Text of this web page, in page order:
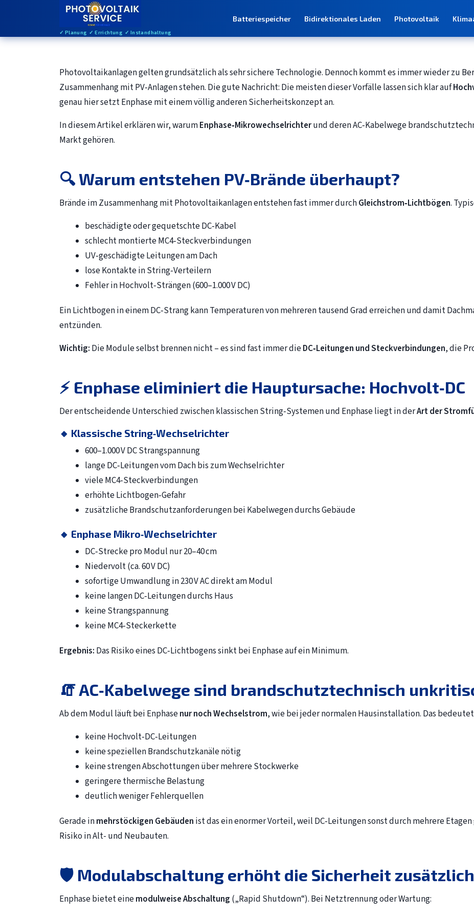
✓ Planung ✓ Errichtung ✓ Instandhaltung
Batteriespeicher Bidirektionales Laden Photovoltaik
Photovoltaikanlagen gelten grundsätzlich als sehr sichere Technologie. Dennoch kommt es immer wieder zu
Zusammenhang mit PV‑Anlagen stehen. Die gute Nachricht: Die meisten dieser Vorfälle lassen sich klar auf
genau hier setzt Enphase mit einem völlig anderen Sicherheitskonzept an.
In diesem Artikel erklären wir, warumEnphase‑Mikrowechselrichterund deren AC‑Kabelwege
Markt gehören.
🔍 Warum entstehen PV‑Brände überhaupt?
Brände im Zusammenhang mit Photovoltaikanlagen entstehen fast immer durchGleichstrom‑Lichtbögen.
beschädigte oder gequetschte DC‑Kabel
schlecht montierte MC4‑Steckverbindungen
UV‑geschädigte Leitungen am Dach
lose Kontakte in String‑Verteilern
Fehler in Hochvolt‑Strängen (600–1.000 V DC)
Ein Lichtbogen in einem DC‑Strang kann Temperaturen von mehreren tausend Grad erreichen und damit
entzünden.
Wichtig: Die Module selbst brennen nicht – es sind fast immer dieDC‑Leitungen und Steckverbindungen, die
⚡ Enphase eliminiert die Hauptursache: Hochvolt‑DC
Der entscheidende Unterschied zwischen klassischen String‑Systemen und Enphase liegt in derArt der
🔸 Klassische String‑Wechselrichter
600–1.000 V DC Strangspannung
lange DC‑Leitungen vom Dach bis zum Wechselrichter
viele MC4‑Steckverbindungen
erhöhte Lichtbogen‑Gefahr
zusätzliche Brandschutzanforderungen bei Kabelwegen durchs Gebäude
🔸 Enphase Mikro‑Wechselrichter
DC‑Strecke pro Modul nur 20–40 cm
Niedervolt (ca. 60 V DC)
sofortige Umwandlung in 230 V AC direkt am Modul
keine langen DC‑Leitungen durchs Haus
keine Strangspannung
keine MC4‑Steckerkette
Ergebnis: Das Risiko eines DC‑Lichtbogens sinkt bei Enphase auf ein Minimum.
🧯 AC‑Kabelwege sind brandschutztechnisch
Ab dem Modul läuft bei Enphasenur noch Wechselstrom, wie bei jeder normalen Hausinstallation. Das
keine Hochvolt‑DC‑Leitungen
keine speziellen Brandschutzkanäle nötig
keine strengen Abschottungen über mehrere Stockwerke
geringere thermische Belastung
deutlich weniger Fehlerquellen
Gerade inmehrstöckigen Gebäuden ist das ein enormer Vorteil, weil DC‑Leitungen sonst durch mehrere
Risiko in Alt- und Neubauten.
🛡️ Modulabschaltung erhöht die Sicherheit zusätzlich
Enphase bietet einemodulweise Abschaltung („Rapid Shutdown“). Bei Netztrennung oder Wartung: